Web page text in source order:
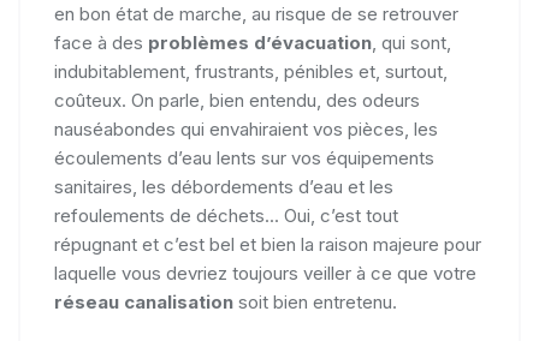
en bon état de marche, au risque de se retrouver
face à des problèmes d’évacuation , qui sont,
indubitablement, frustrants, pénibles et, surtout,
coûteux. On parle, bien entendu, des odeurs
nauséabondes qui envahiraient vos pièces, les
écoulements d’eau lents sur vos équipements
sanitaires, les débordements d’eau et les
refoulements de déchets... Oui, c’est tout
répugnant et c’est bel et bien la raison majeure pour
laquelle vous devriez toujours veiller à ce que votre
réseau canalisation soit bien entretenu.